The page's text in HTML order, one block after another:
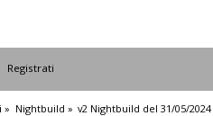
Registrati
» Nightbuild » v2 Nightbuild del 31/05/2024